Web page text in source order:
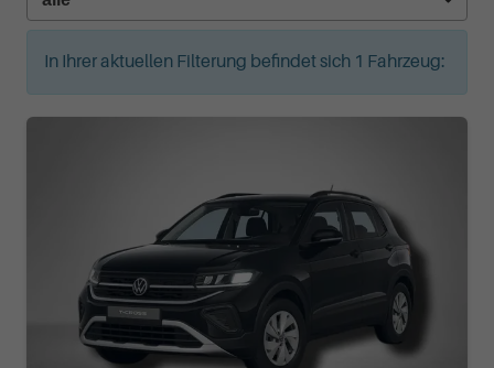
In Ihrer aktuellen Filterung befindet sich 1 Fahrzeug: